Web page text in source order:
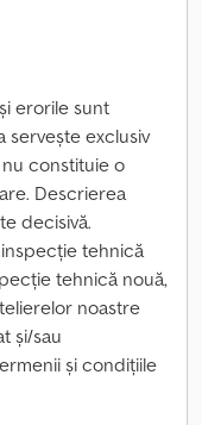
erorile sunt
servește exclusiv
constituie o
Descrierea
decisivă.
tehnică
tehnică nouă,
noastre
și/sau
și condițiile